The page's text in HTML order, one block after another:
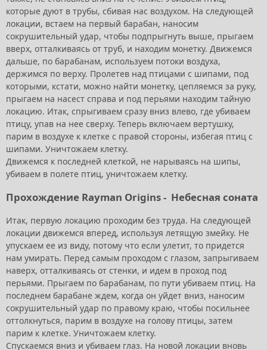
которые дуют в трубы, сбивая нас воздухом. На следующей
локации, встаем на первый барабан, наносим
сокрушительный удар, чтобы подпрыгнуть выше, прыгаем
вверх, отталкиваясь от труб, и находим монетку. Движемся
дальше, по барабанам, используем потоки воздуха,
держимся по верху. Пролетев над птицами с шипами, под
которыми, кстати, можно найти монетку, цепляемся за руку,
прыгаем на насест справа и под перьями находим тайную
локацию. Итак, спрыгиваем сразу вниз влево, где убиваем
птицу, упав на нее сверху. Теперь включаем вертушку,
парим в воздухе к клетке с правой стороны, избегая птиц с
шипами. Уничтожаем клетку.
Движемся к последней клеткой, не нарываясь на шипы,
убиваем в полете птиц, уничтожаем клетку.
Прохождение Rayman Origins - Небесная соната
Итак, первую локацию проходим без труда. На следующей
локации движемся вперед, используя летящую змейку. Не
упускаем ее из виду, потому что если улетит, то придется
нам умирать. Перед самым проходом с глазом, запрыгиваем
наверх, отталкиваясь от стенки, и идем в проход под
перьями. Прыгаем по барабанам, по пути убиваем птиц. На
последнем барабане ждем, когда он уйдет вниз, наносим
сокрушительный удар по правому краю, чтобы посильнее
оттолкнуться, парим в воздухе на голову птицы, затем
парим к клетке. Уничтожаем клетку.
Спускаемся вниз и убиваем глаз. На новой локации вновь